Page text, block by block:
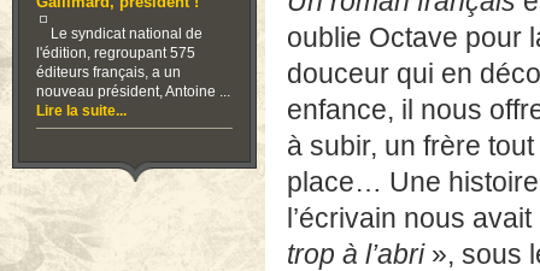
Le syndicat national de
l'édition, regroupant 575
éditeurs français, a un
nouveau président, Antoine ...
Lire la suite...
oublie Octave pour
douceur qui en
enfance, il nous
à subir, un frère
place… Une
l’écrivain nous
trop à l’abri », sous